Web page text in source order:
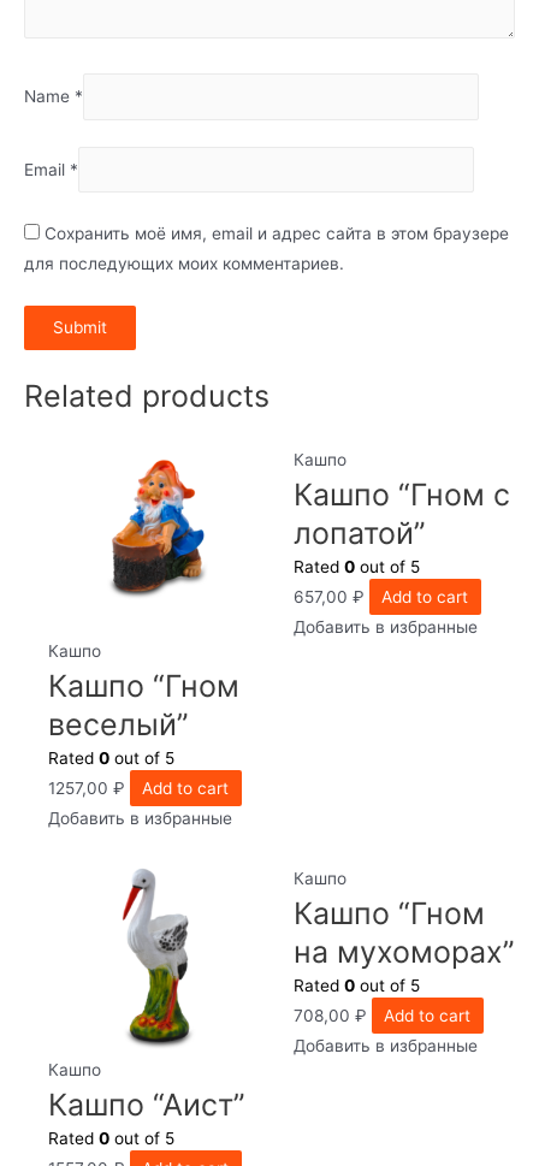
Name *
Email *
Сохранить моё имя, email и адрес сайта в этом браузере
для последующих моих комментариев.
Related products
Кашпо
Кашпо “Гном
веселый”
Rated 0 out of 5
1257,00 ₽
Add to cart
Добавить в избранные
Кашпо
Кашпо “Гном с
лопатой”
Rated 0 out of 5
657,00 ₽
Add to cart
Добавить в избранные
Кашпо
Кашпо “Аист”
Rated 0 out of 5
Кашпо
Кашпо “Гном
на мухоморах”
Rated 0 out of 5
708,00 ₽
Add to cart
Добавить в избранные